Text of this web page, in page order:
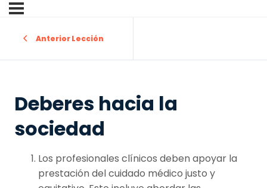
Anterior Lección
Deberes hacia la
sociedad
Los profesionales clínicos deben apoyar la
prestación del cuidado médico justo y